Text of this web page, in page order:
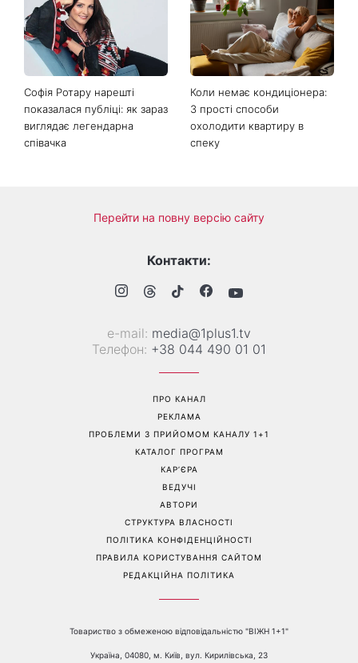
Софія Ротару нарешті
показалася публіці: як зараз
виглядає легендарна
співачка
Коли немає кондиціонера:
3 прості способи
охолодити квартиру в
спеку
Перейти на повну версію сайту
Контакти:
е-mail: media@1plus1.tv
Телефон: +38 044 490 01 01
ПРО КАНАЛ
РЕКЛАМА
ПРОБЛЕМИ З ПРИЙОМОМ КАНАЛУ 1+1
КАТАЛОГ ПРОГРАМ
КАР’ЄРА
ВЕДУЧІ
АВТОРИ
СТРУКТУРА ВЛАСНОСТІ
ПОЛІТИКА КОНФІДЕНЦІЙНОСТІ
ПРАВИЛА КОРИСТУВАННЯ САЙТОМ
РЕДАКЦІЙНА ПОЛІТИКА
Товариство з обмеженою відповідальністю "ВІЖН 1+1"
Україна, 04080, м. Київ, вул. Кирилівська, 23